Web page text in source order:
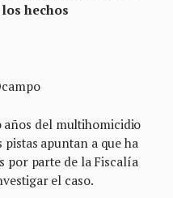
hechos
años del multihomicidio
apuntan a que ha
por parte de la Fiscalía
el caso.